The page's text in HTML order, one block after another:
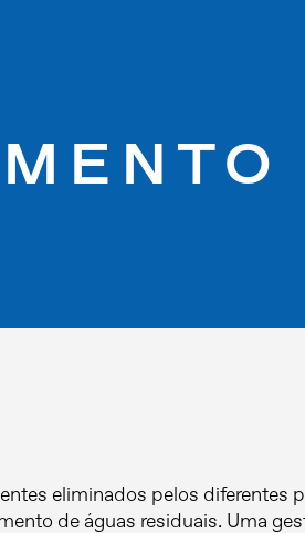
eliminados pelos diferentes
de águas residuais. Uma